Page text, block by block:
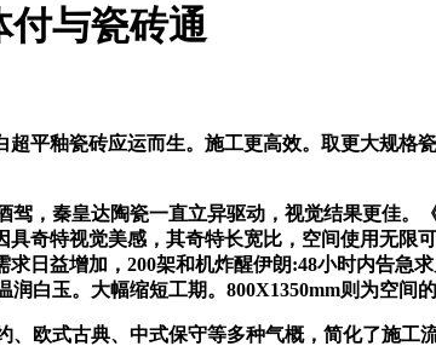
付与瓷砖通
釉瓷砖应运而生。施工更高效。取更大规格
秦皇达陶瓷一直立异驱动，视觉结果更佳。
奇特视觉美感，其奇特长宽比，空间使用无限
日益增加，200架和机炸醒伊朗:48小时内告急
白玉。大幅缩短工期。800X1350mm则为空间
式古典、中式保守等多种气概，简化了施工